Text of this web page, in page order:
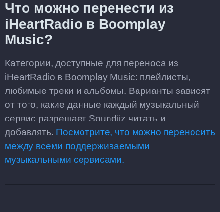
Что можно перенести из
iHeartRadio в Boomplay
Music?
Категории, доступные для переноса из
iHeartRadio в Boomplay Music: плейлисты,
любимые треки и альбомы. Варианты зависят
от того, какие данные каждый музыкальный
сервис разрешает Soundiiz читать и
добавлять. Посмотрите, что можно переносить
между всеми поддерживаемыми
музыкальными сервисами.